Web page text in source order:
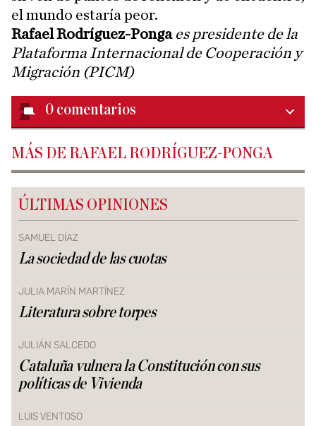
el mundo estaría peor.
Rafael Rodríguez-Ponga es presidente de la
Plataforma Internacional de Cooperación y
Migración (PICM)
0 comentarios
MÁS DE RAFAEL RODRÍGUEZ-PONGA
ÚLTIMAS OPINIONES
SAMUEL DÍAZ
La sociedad de las cuotas
JULIA MARÍN MARTÍNEZ
Literatura sobre torpes
JULIÁN SALCEDO
Cataluña vulnera la Constitución con sus
políticas de Vivienda
LUIS VENTOSO